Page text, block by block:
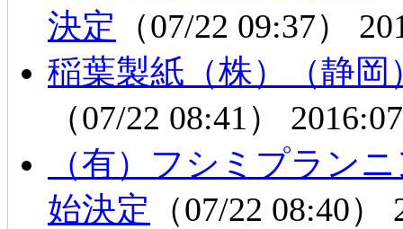
決定 （07/22 09:37）
稲葉製紙（株）（静
（07/22 08:41）
（有）フシミプラン
始決定 （07/22 08:40）